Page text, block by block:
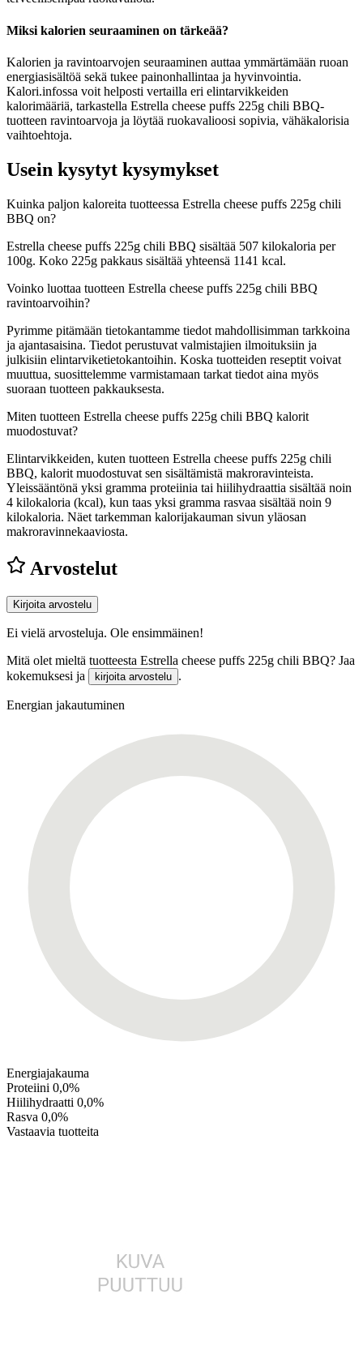
Miksi kalorien seuraaminen on tärkeää?
Kalorien ja ravintoarvojen seuraaminen auttaa ymmärtämään ruoan
energiasisältöä sekä tukee painonhallintaa ja hyvinvointia.
Kalori.infossa voit helposti vertailla eri elintarvikkeiden
kalorimääriä, tarkastella Estrella cheese puffs 225g chili BBQ-
tuotteen ravintoarvoja ja löytää ruokavalioosi sopivia, vähäkalorisia
vaihtoehtoja.
Usein kysytyt kysymykset
Kuinka paljon kaloreita tuotteessa Estrella cheese puffs 225g chili
BBQ on?
Estrella cheese puffs 225g chili BBQ sisältää 507 kilokaloria per
100g. Koko 225g pakkaus sisältää yhteensä 1141 kcal.
Voinko luottaa tuotteen Estrella cheese puffs 225g chili BBQ
ravintoarvoihin?
Pyrimme pitämään tietokantamme tiedot mahdollisimman tarkkoina
ja ajantasaisina. Tiedot perustuvat valmistajien ilmoituksiin ja
julkisiin elintarviketietokantoihin. Koska tuotteiden reseptit voivat
muuttua, suosittelemme varmistamaan tarkat tiedot aina myös
suoraan tuotteen pakkauksesta.
Miten tuotteen Estrella cheese puffs 225g chili BBQ kalorit
muodostuvat?
Elintarvikkeiden, kuten tuotteen Estrella cheese puffs 225g chili
BBQ, kalorit muodostuvat sen sisältämistä makroravinteista.
Yleissääntönä yksi gramma proteiinia tai hiilihydraattia sisältää noin
4 kilokaloria (kcal), kun taas yksi gramma rasvaa sisältää noin 9
kilokaloria. Näet tarkemman kalorijakauman sivun yläosan
makroravinnekaaviosta.
Arvostelut
Kirjoita arvostelu
Ei vielä arvosteluja. Ole ensimmäinen!
Mitä olet mieltä tuotteesta Estrella cheese puffs 225g chili BBQ? Jaa
kokemuksesi ja
kirjoita arvostelu .
Energian jakautuminen
Energiajakauma
Proteiini 0,0%
Hiilihydraatti 0,0%
Rasva 0,0%
Vastaavia tuotteita